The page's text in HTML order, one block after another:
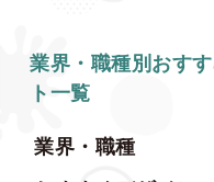
業界・職種別おす
ト一覧
業界・職種